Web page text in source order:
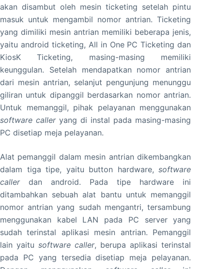
akan disambut oleh mesin ticketing setelah pintu
masuk untuk mengambil nomor antrian. Ticketing
yang dimiliki mesin antrian memiliki beberapa jenis,
yaitu android ticketing, All in One PC Ticketing dan
KiosK Ticketing, masing-masing memiliki
keunggulan. Setelah mendapatkan nomor antrian
dari mesin antrian, selanjut pengunjung menunggu
giliran untuk dipanggil berdasarkan nomor antrian.
Untuk memanggil, pihak pelayanan menggunakan
software calleryang di instal pada masing-masing
PC disetiap meja pelayanan.
Alat pemanggil dalam mesin antrian dikembangkan
dalam tiga tipe, yaitu button hardware,software
callerdan android. Pada tipe hardware ini
ditambahkan sebuah alat bantu untuk memanggil
nomor antrian yang sudah mengantri, tersambung
menggunakan kabel LAN pada PC server yang
sudah terinstal aplikasi mesin antrian. Pemanggil
lain yaitusoftware caller, berupa aplikasi terinstal
pada PC yang tersedia disetiap meja pelayanan.